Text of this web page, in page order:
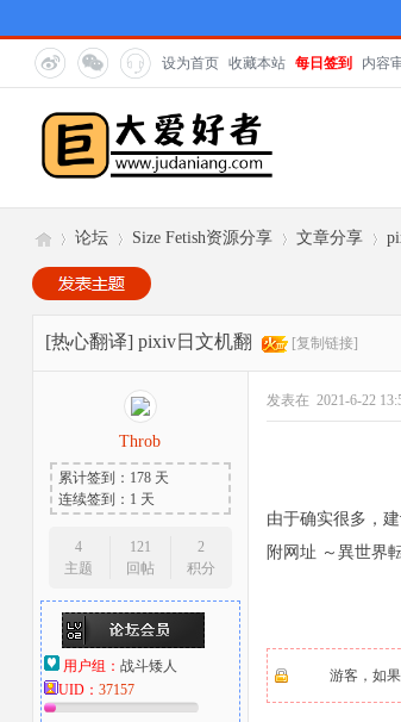
设为首页 收藏本站 每日签到 内容
巨»
论坛
›
Size Fetish资源分享
›
文章分享
[热心翻译] pixiv日文机翻 [复制链接]
Throb
累计签到：178 天
连续签到：1 天
4
主题
121
回帖
2
积分
用户组： 战斗矮人
UID： 37157
发表在 2021-6-22
由于确实很多，
附网址 ～異世界
游客，如